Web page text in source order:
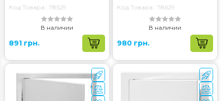
Код Товара:: 78529
В наличии
891 грн.
Код Товара:: 78629
В наличии
980 грн.